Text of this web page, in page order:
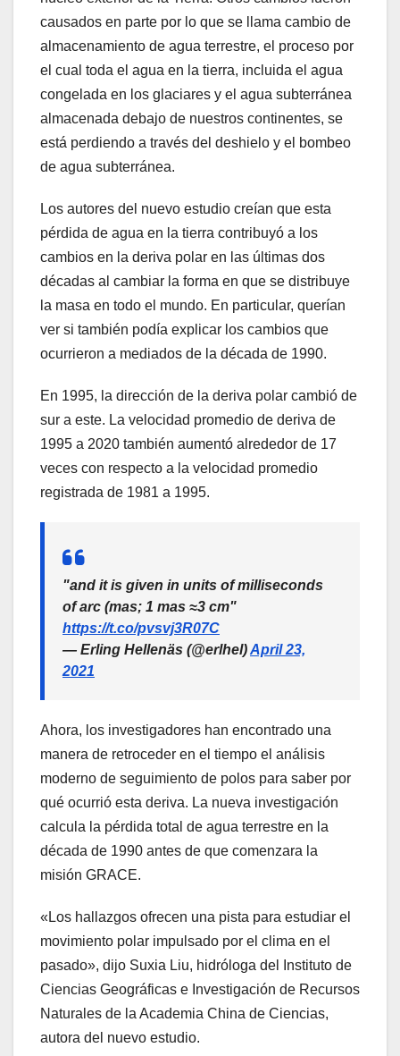
causados en parte por lo que se llama cambio de
almacenamiento de agua terrestre, el proceso por
el cual toda el agua en la tierra, incluida el agua
congelada en los glaciares y el agua subterránea
almacenada debajo de nuestros continentes, se
está perdiendo a través del deshielo y el bombeo
de agua subterránea.
Los autores del nuevo estudio creían que esta
pérdida de agua en la tierra contribuyó a los
cambios en la deriva polar en las últimas dos
décadas al cambiar la forma en que se distribuye
la masa en todo el mundo. En particular, querían
ver si también podía explicar los cambios que
ocurrieron a mediados de la década de 1990.
En 1995, la dirección de la deriva polar cambió de
sur a este. La velocidad promedio de deriva de
1995 a 2020 también aumentó alrededor de 17
veces con respecto a la velocidad promedio
registrada de 1981 a 1995.
"and it is given in units of milliseconds
of arc (mas; 1 mas ≈3 cm"
https://t.co/pvsvj3R07C
— Erling Hellenäs (@erlhel)April 23,
2021
Ahora, los investigadores han encontrado una
manera de retroceder en el tiempo el análisis
moderno de seguimiento de polos para saber por
qué ocurrió esta deriva. La nueva investigación
calcula la pérdida total de agua terrestre en la
década de 1990 antes de que comenzara la
misión GRACE.
«Los hallazgos ofrecen una pista para estudiar el
movimiento polar impulsado por el clima en el
pasado», dijo Suxia Liu, hidróloga del Instituto de
Ciencias Geográficas e Investigación de Recursos
Naturales de la Academia China de Ciencias,
autora del nuevo estudio.